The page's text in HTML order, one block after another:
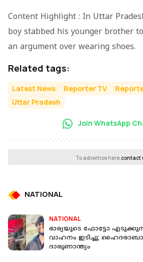
Content Highlight : In Uttar
boy stabbed his younger brother
an argument over wearing shoes.
Related tags:
Latest News Reporter TV
Uttar Pradesh
Join WhatsApp
To advertise here,contact
NATIONAL
NATIONAL
ഭാര്യയുടെ ഫോട്ടോ
വാഹനം ഇടിച്ചു;
ദാരുണാന്ത്യം